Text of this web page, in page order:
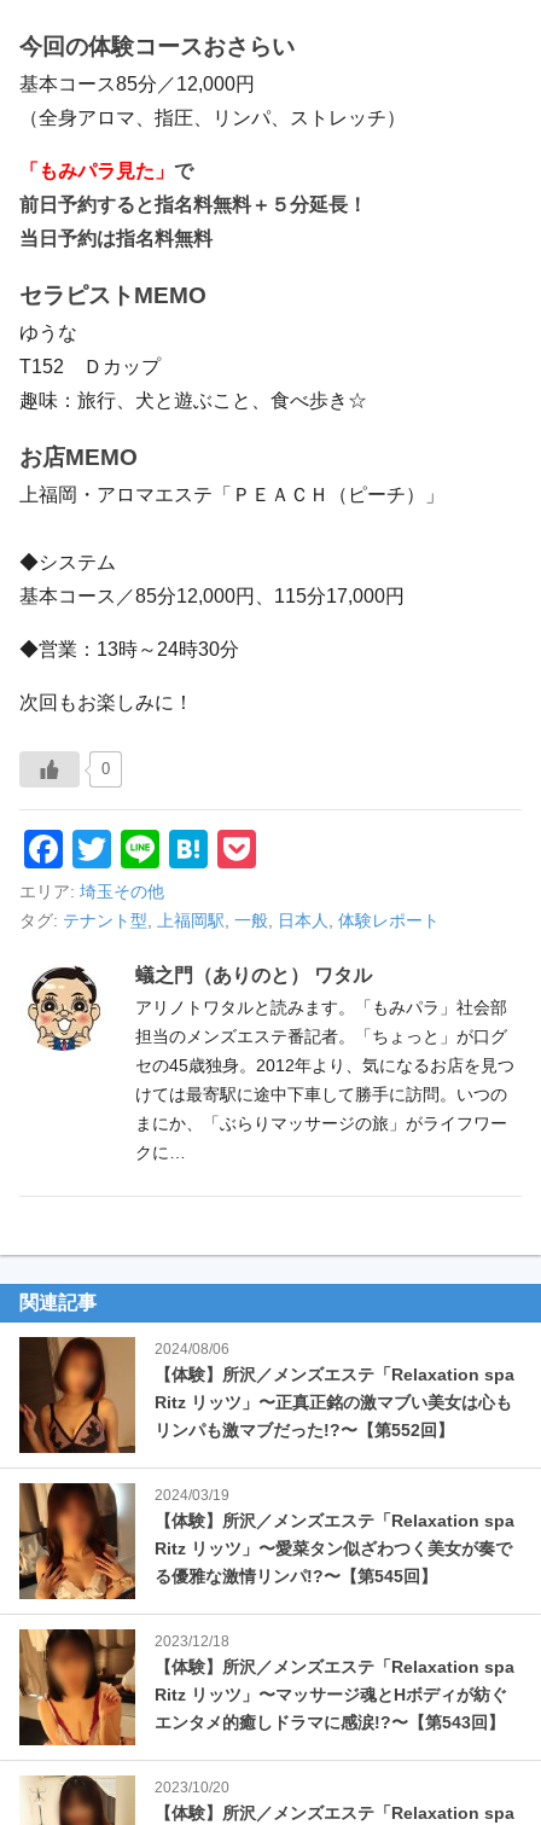
今回の体験コースおさらい
基本コース85分／12,000円
（全身アロマ、指圧、リンパ、ストレッチ）
「もみパラ見た」 で
前日予約すると指名料無料＋５分延長！
当日予約は指名料無料
セラピストMEMO
ゆうな
T152 Ｄカップ
趣味：旅行、犬と遊ぶこと、食べ歩き☆
お店MEMO
上福岡・アロマエステ「ＰＥＡＣＨ（ピーチ）」
◆システム
基本コース／85分12,000円、115分17,000円
◆営業：13時～24時30分
次回もお楽しみに！
0
F
a
c
e
b
o
T
wi
tt
er
Li
n
e
H
e
n
a
ck
et
エリア: 埼玉その他
タグ: テナント型, 上福岡駅, 一般, 日本人, 体験レポート
蟻之門（ありのと） ワタル
アリノトワタルと読みます。「もみパラ」社会部
担当のメンズエステ番記者。「ちょっと」が口グ
セの45歳独身。2012年より、気になるお店を見つ
けては最寄駅に途中下車して勝手に訪問。いつの
まにか、「ぶらりマッサージの旅」がライフワー
クに…
関連記事
2024/08/06
【体験】所沢／メンズエステ「Relaxation spa
Ritz リッツ」〜正真正銘の激マブい美女は心も
リンパも激マブだった!?〜【第552回】
2024/03/19
【体験】所沢／メンズエステ「Relaxation spa
Ritz リッツ」〜愛菜タン似ざわつく美女が奏で
る優雅な激情リンパ!?〜【第545回】
2023/12/18
【体験】所沢／メンズエステ「Relaxation spa
Ritz リッツ」〜マッサージ魂とHボディが紡ぐ
エンタメ的癒しドラマに感涙!?〜【第543回】
2023/10/20
【体験】所沢／メンズエステ「Relaxation spa